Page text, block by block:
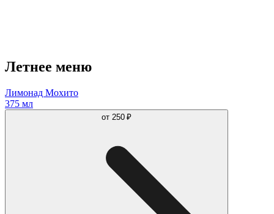
Летнее меню
Лимонад Мохито
375 мл
от 250 ₽